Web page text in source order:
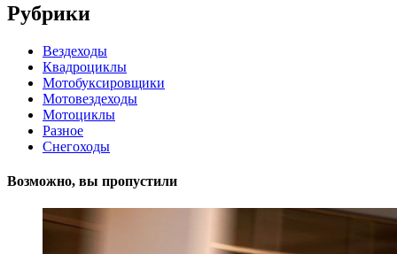
Рубрики
Вездеходы
Квадроциклы
Мотобуксировщики
Мотовездеходы
Мотоциклы
Разное
Снегоходы
Возможно, вы пропустили